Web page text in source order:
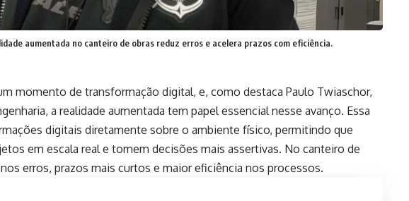
aumentada no canteiro de obras reduz erros e acelera prazos com eficiência.
momento de transformação digital, e, como destaca Paulo Twiaschor,
a realidade aumentada tem papel essencial nesse avanço. Essa
digitais diretamente sobre o ambiente físico, permitindo que
em escala real e tomem decisões mais assertivas. No canteiro de
erros, prazos mais curtos e maior eficiência nos processos.